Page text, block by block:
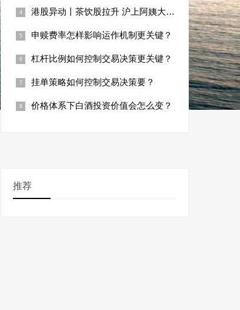
港股异动丨茶饮股拉升 沪上阿姨大涨超9%领衔 行
申赎费率怎样影响运作机制更关键？
杠杆比例如何控制交易决策更关键？
挂单策略如何控制交易决策要？
价格体系下白酒投资价值会怎么变？
推荐